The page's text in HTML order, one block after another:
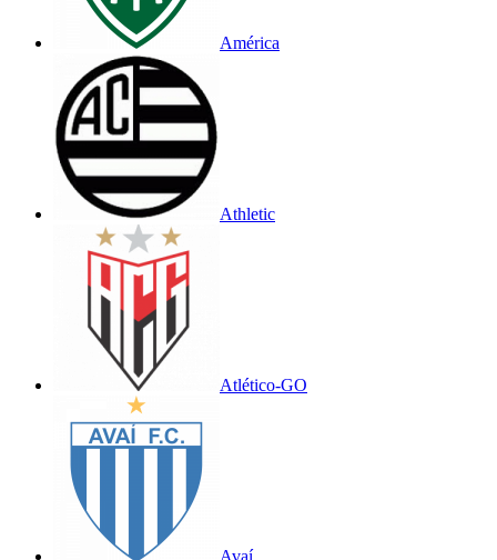
América
Athletic
Atlético-GO
Avaí